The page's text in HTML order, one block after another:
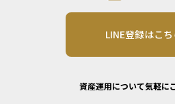
LINE登録はこ
資産運用について気軽に